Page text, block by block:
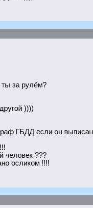
за рулём?
))))
ГБДД если он
человек ???
осликом !!!!